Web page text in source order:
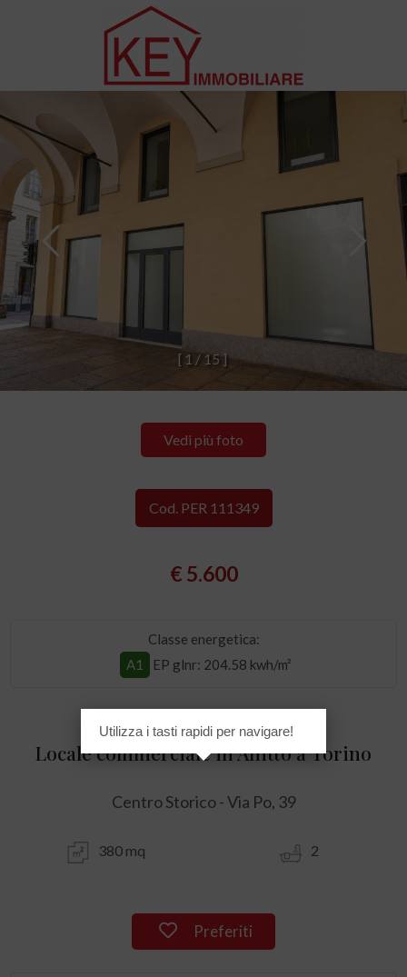
[ 1 / 15 ]
Vedi più foto
Cod. PER 111349
€ 5.600
Classe energetica:
A1
EP glnr: 204.58 kwh/m²
Locale commerciale in Affitto a Torino
Centro Storico - Via Po, 39
380 mq 2
Preferiti
Utilizza i tasti rapidi per navigare!